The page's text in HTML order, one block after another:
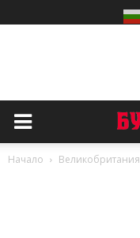
Начало Великобритания